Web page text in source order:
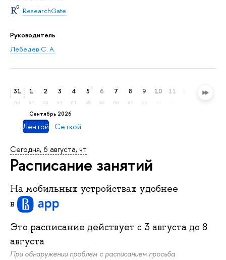
ResearchGate
Руководитель
Лебедев С. А.
31
пн
сентябрь 2026
1
вт
2
ср
3
чт
4
пт
5
сб
6
вс
7
пн
8
вт
9 10 11 13
Лентой Сеткой
Сегодня, 6 августа, чт
Расписание занятий
На мобильных устройствах удобнее
в
Это расписание действует c 3 августа до 8
августа
При обнаружении проблем с расписанием просьба